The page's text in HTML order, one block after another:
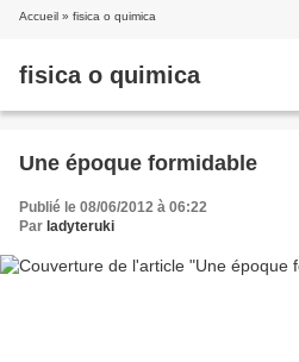
Accueil » fisica o quimica
fisica o quimica
Une époque formidable
Publié le 08/06/2012 à 06:22
Par ladyteruki